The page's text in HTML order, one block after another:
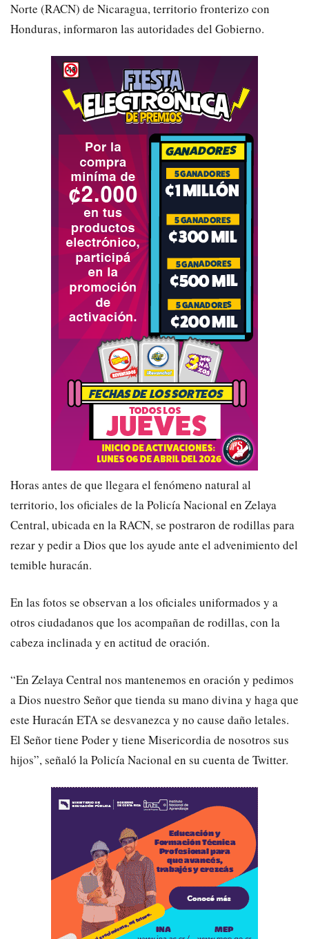
Norte (RACN) de Nicaragua, territorio fronterizo con
Honduras, informaron las autoridades del Gobierno.
Horas antes de que llegara el fenómeno natural al
territorio, los oficiales de la Policía Nacional en Zelaya
Central, ubicada en la RACN, se postraron de rodillas para
rezar y pedir a Dios que los ayude ante el advenimiento del
temible huracán.
En las fotos se observan a los oficiales uniformados y a
otros ciudadanos que los acompañan de rodillas, con la
cabeza inclinada y en actitud de oración.
“En Zelaya Central nos mantenemos en oración y pedimos
a Dios nuestro Señor que tienda su mano divina y haga que
este Huracán ETA se desvanezca y no cause daño letales.
El Señor tiene Poder y tiene Misericordia de nosotros sus
hijos”, señaló la Policía Nacional en su cuenta de Twitter.